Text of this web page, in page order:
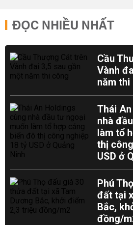
ĐỌC NHIỀU NHẤT
Cầu
Vành
năm thi
Thái
nhà
làm tổ
thị
USD ở
Phú
đất tại
Bắc,
đồng/